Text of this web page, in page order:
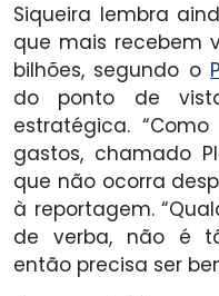
Siqueira lembra
que mais recebem
bilhões, segundo o
do ponto de
estratégica.
gastos, chamado
que não ocorra
à reportagem.
de verba, não é
então precisa ser